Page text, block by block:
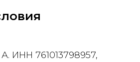
ИНН 761013798957,